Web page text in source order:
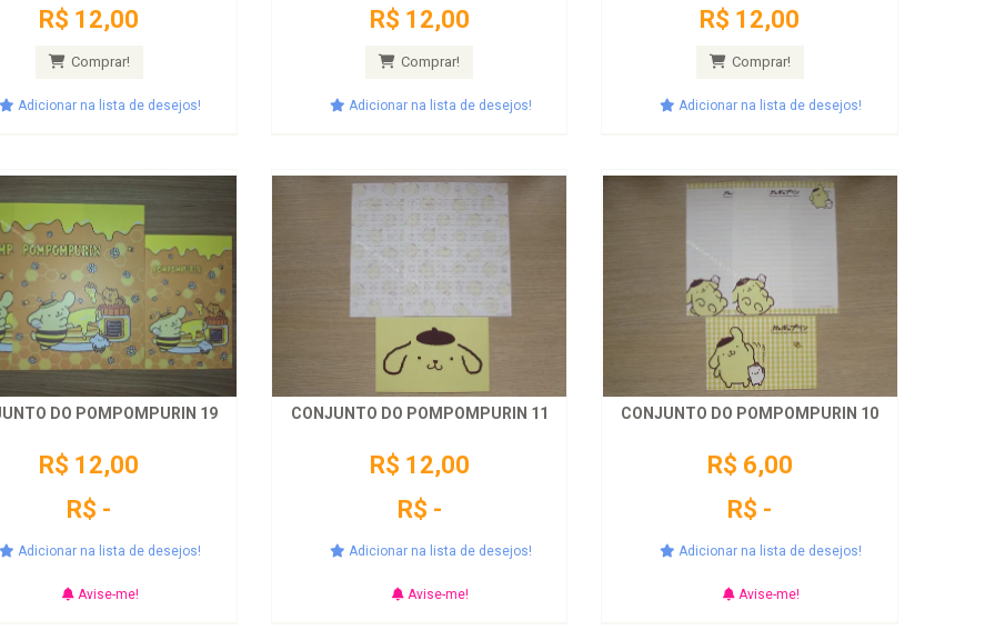
R$ 12,00
Comprar!
Adicionar na lista de desejos!
R$ 12,00
Comprar!
Adicionar na lista de desejos!
R$ 12,00
Comprar!
Adicionar na lista de desejos!
DO POMPOMPURIN 19
R$ 12,00
R$ -
Adicionar na lista de desejos!
Avise-me!
CONJUNTO DO POMPOMPURIN 11
R$ 12,00
R$ -
Adicionar na lista de desejos!
Avise-me!
CONJUNTO DO POMPOMPURIN 10
R$ 6,00
R$ -
Adicionar na lista de desejos!
Avise-me!